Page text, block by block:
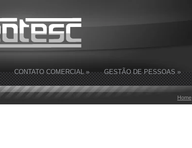
CONTATO COMERCIAL» GESTÃO DE PESSOAS»
Home